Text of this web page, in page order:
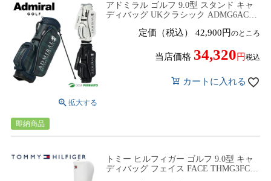
アドミラル ゴルフ 9.0型 スタンド キャ
ディバッグ UKクラシック ADMG6AC4
デル Admiral GOLF
定価（税込） 42,900 のところ
当店価格 34,320 税込
カートに入れる
即納商品
トミー ヒルフィガー ゴルフ 9.0型 キャ
ディバッグ フェイス FACE THMG3FC4